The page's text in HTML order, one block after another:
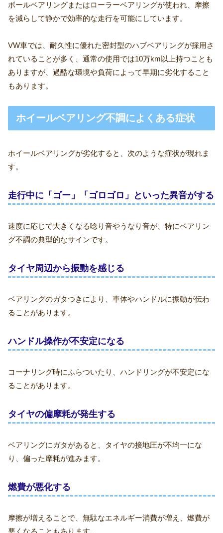
ボールベアリングまたはローラーベアリングが使われ、摩擦
を減らして静かで効率的な走行を可能にしています。
VW車では、耐久性に優れた密封型のハブベアリングが採用さ
れていることが多く、通常の使用では10万km以上持つことも
ありますが、過酷な環境や負荷によって早期に劣化すること
もあります。
ホイールベアリング不調によくある症状
ホイールベアリングが劣化すると、次のような症状が現れま
す。
走行中に「ゴー」「ゴロゴロ」といった異音がする
速度に応じて大きくなる唸り音やうなり音が、特にベアリン
グ不調の典型的なサインです。
タイヤ周辺から振動を感じる
ベアリングのガタつきにより、車体やハンドルに振動が伝わ
ることがあります。
ハンドル操作が不安定になる
コーナリング時にふらついたり、ハンドリングが不安定にな
ることがあります。
タイヤの偏摩耗が発生する
ベアリングにガタがあると、タイヤの接地圧が不均一にな
り、偏った摩耗が進みます。
燃費が悪化する
摩擦が増えることで、無駄なエネルギー消費が増え、燃費が
悪くなることもあります。